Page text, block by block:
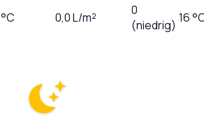
°C 0,0L/m²
0
(niedrig) 16